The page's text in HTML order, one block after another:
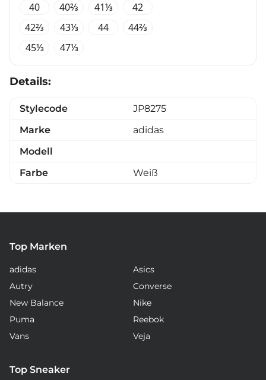
40
40⅔ 41⅓
42
42⅔
43⅓ 44
44⅔
45⅓
47⅓
Details:
Stylecode
JP8275
Marke
adidas
Modell
Farbe
Weiß
Top Marken
adidas
Asics
Autry
Converse
New Balance
Nike
Puma
Reebok
Vans
Veja
Top Sneaker